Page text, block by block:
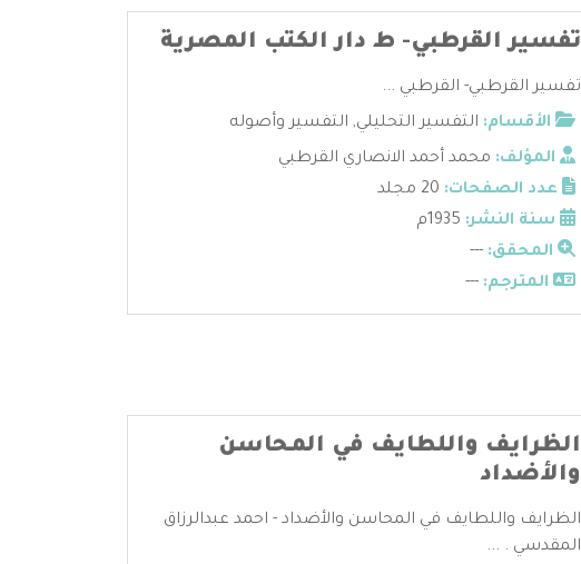
تفسير القرطبي- ط دار الكتب المصرية
تفسير القرطبي- القرطبي ...
الأقسام: التفسير التحليلي, التفسير وأصوله
المؤلف: محمد أحمد الانصاري القرطبي
عدد الصفحات:
سنة النشر:
المحقق: ---
المترجم: ---
الظرايف واللطايف في المحاسن
والأضداد
الظرايف واللطايف في المحاسن والأضداد - احمد عبدالرزاق
المقدسي . ...